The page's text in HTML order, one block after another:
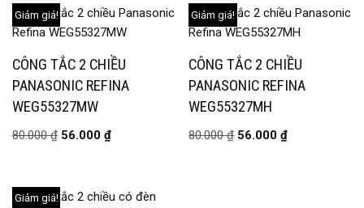
Giảm giá!
CÔNG TẮC 2 CHIỀU
PANASONIC REFINA
WEG55327MW
80.000₫ 56.000 ₫
Giảm giá!
CÔNG TẮC 2 CHIỀU
PANASONIC REFINA
WEG55327MH
80.000₫ 56.000₫
Giảm giá!